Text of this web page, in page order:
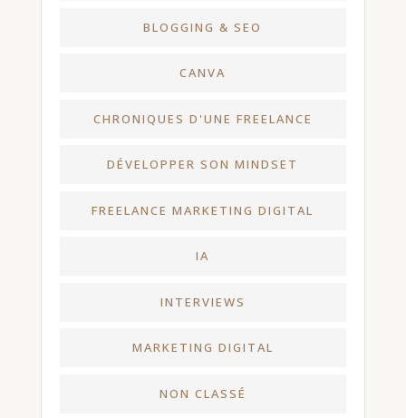
BLOGGING & SEO
CANVA
CHRONIQUES D'UNE FREELANCE
DÉVELOPPER SON MINDSET
FREELANCE MARKETING DIGITAL
IA
INTERVIEWS
MARKETING DIGITAL
NON CLASSÉ